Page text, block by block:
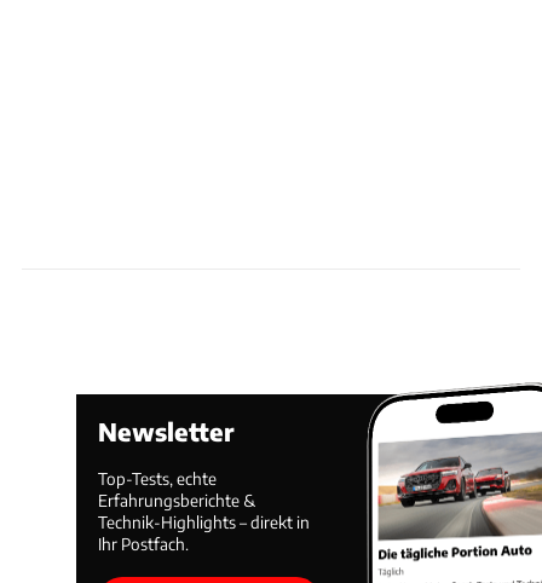
Newsletter
Top-Tests, echte
Erfahrungsberichte &
Technik-Highlights – direkt in
Ihr Postfach.